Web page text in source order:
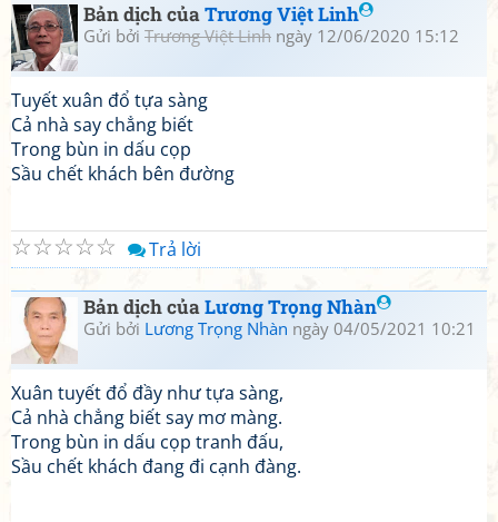
Bản dịch củaTrương Việt Linh
Gửi bởi Trương Việt Linh ngày 12/06/2020 15:12
Tuyết xuân đổ tựa sàng
Cả nhà say chẳng biết
Trong bùn in dấu cọp
Sầu chết khách bên đường
☆
☆
☆
☆
☆ Trả lời
Bản dịch củaLương Trọng Nhàn
Gửi bởi Lương Trọng Nhàn ngày 04/05/2021 10:21
Xuân tuyết đổ đầy như tựa sàng,
Cả nhà chẳng biết say mơ màng.
Trong bùn in dấu cọp tranh đấu,
Sầu chết khách đang đi cạnh đàng.